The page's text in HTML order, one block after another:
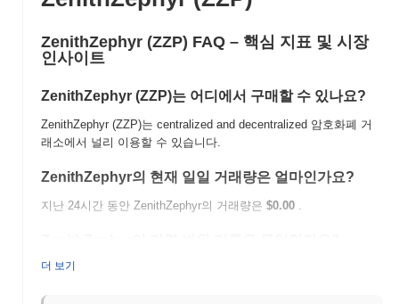
ZenithZephyr (ZZP) FAQ – 핵심 지표 및 시장
인사이트
ZenithZephyr (ZZP)는 어디에서 구매할 수 있나요?
ZenithZephyr (ZZP)는 centralized and decentralized 암호화폐 거
래소에서 널리 이용할 수 있습니다.
ZenithZephyr의 현재 일일 거래량은 얼마인가요?
지난 24시간 동안 ZenithZephyr의 거래량은 $0.00 .
역대 최고가(ATH):
더 보기